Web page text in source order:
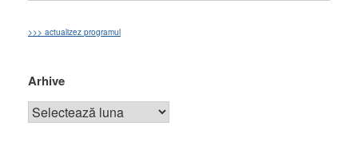
>>> actualizez programul
Arhive